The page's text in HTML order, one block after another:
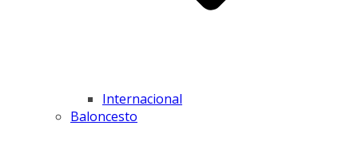
Internacional
Baloncesto